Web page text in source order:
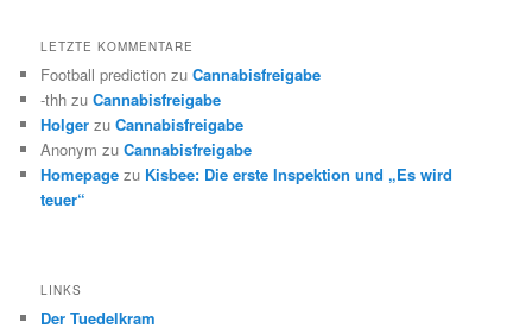
LETZTE KOMMENTARE
Football prediction zuCannabisfreigabe
-thh zuCannabisfreigabe
Holger zuCannabisfreigabe
Anonym zuCannabisfreigabe
Homepage zu Kisbee: Die erste Inspektion und „Es wird
teuer“
LINKS
Der Tuedelkram